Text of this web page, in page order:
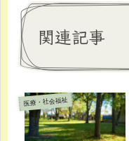
関連記事
医療・社会福祉